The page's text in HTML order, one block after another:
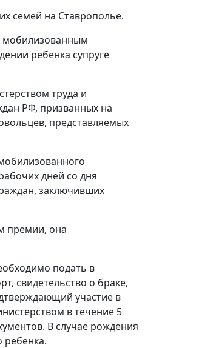
семей на Ставрополье.
мобилизованным
ребенка супруге
труда и
РФ, призванных на
представляемых
дней со дня
заключивших
премии, она
подать в
свидетельство о браке,
участие в
в течение 5
В случае рождения
ребенка.